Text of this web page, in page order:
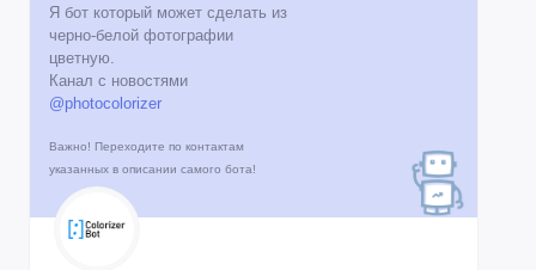
Я бот который может сделать из
черно-белой фотографии
цветную.
Канал с новостями
@photocolorizer
Важно! Переходите по контактам
указанных в описании самого бота!